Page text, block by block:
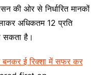
की ओर से निर्धारित मानकों
अधिकतम 12 प्रति
सकता है।
ई रिक्शा में सफर कर